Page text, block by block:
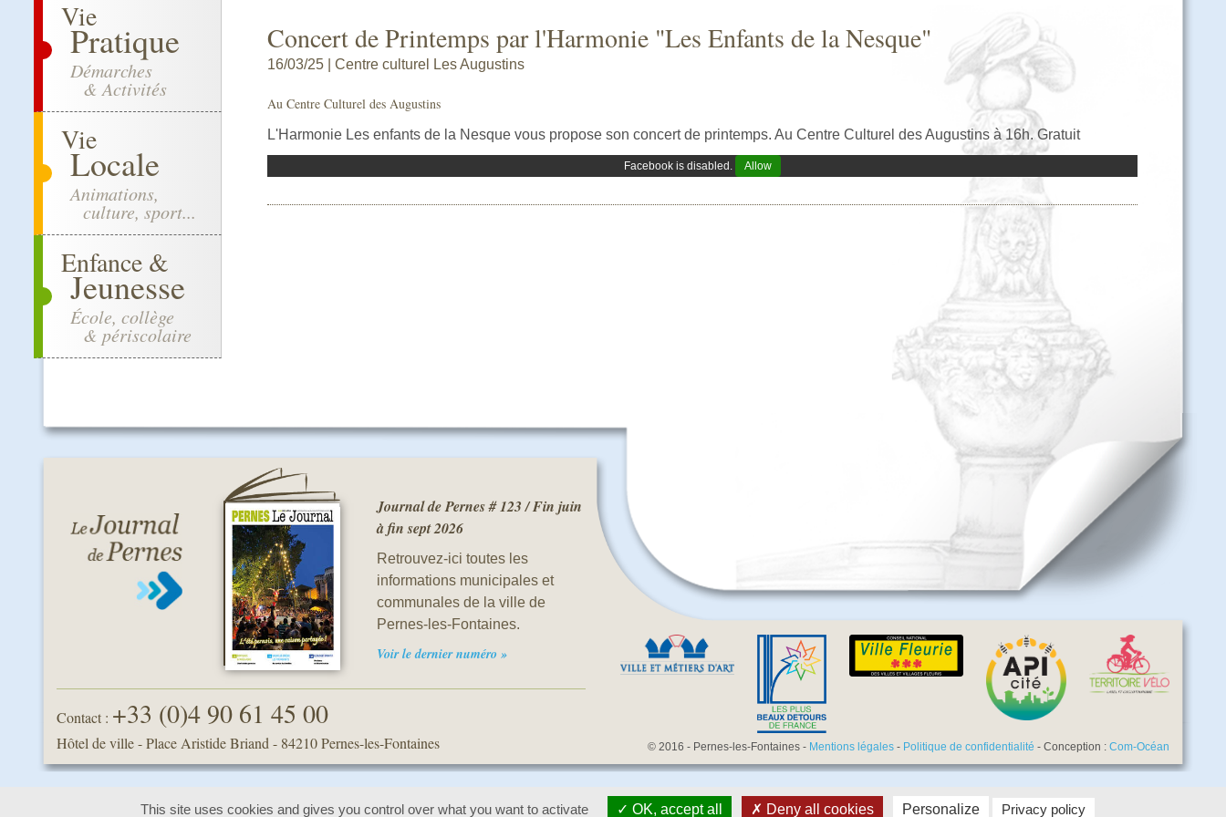
Vie
Pratique
Démarches
& Activités
Vie
Locale
Animations,
culture, sport...
Enfance &
Jeunesse
École, collège
& périscolaire
Concert de Printemps par l'Harmonie "Les Enfants de la Nesque"
16/03/25 | Centre culturel Les Augustins
Au Centre Culturel des Augustins
L'Harmonie Les enfants de la Nesque vous propose son concert de printemps. Au Centre Culturel des Augustins à 16h. Gratuit
Facebook is disabled. Allow
Journal de Pernes # 123 / Fin juin
à fin sept 2026
Retrouvez-ici toutes les
informations municipales et
communales de la ville de
Pernes-les-Fontaines.
Voir le dernier numéro »
Contact : +33 (0)4 90 61 45 00
Hôtel de ville - Place Aristide Briand - 84210 Pernes-les-Fontaines © 2016 - Pernes-les-Fontaines - Mentions légales - Politique de confidentialité - Conception : Com-Océan
This site uses cookies and gives you control over what you want to activate OK, accept all Deny all cookies Personalize Privacy policy